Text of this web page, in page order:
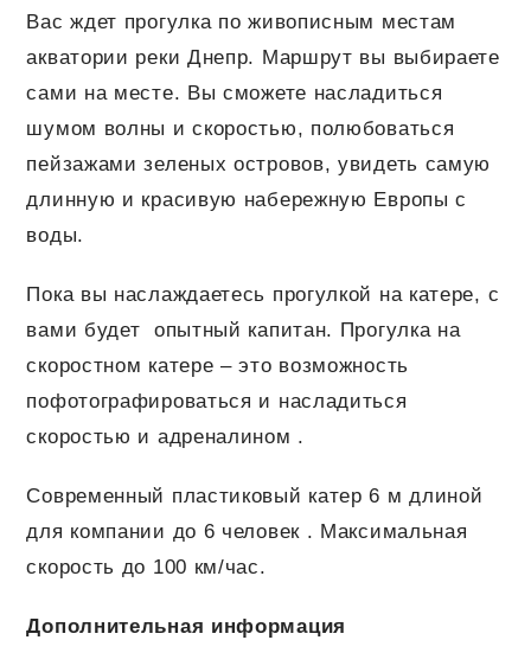
Вас ждет прогулка по живописным местам
акватории реки Днепр. Маршрут вы выбираете
сами на месте. Вы сможете насладиться
шумом волны и скоростью, полюбоваться
пейзажами зеленых островов, увидеть самую
длинную и красивую набережную Европы с
воды.
Пока вы наслаждаетесь прогулкой на катере, с
вами будет опытный капитан. Прогулка на
скоростном катере – это возможность
пофотографироваться и насладиться
скоростью и адреналином .
Современный пластиковый катер 6 м длиной
для компании до 6 человек . Максимальная
скорость до 100 км/час.
Дополнительная информация